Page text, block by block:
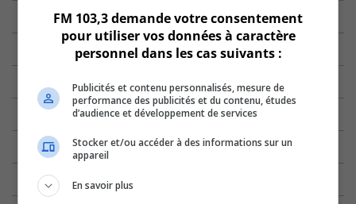
FM 103,3 demande votre consentement
pour utiliser vos données à caractère
personnel dans les cas suivants :
Publicités et contenu personnalisés, mesure de
performance des publicités et du contenu, études
d’audience et développement de services
Stocker et/ou accéder à des informations sur un
appareil
En savoir plus